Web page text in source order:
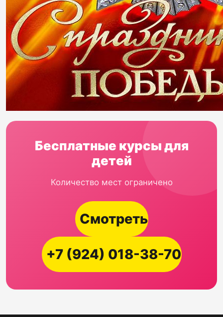
Бесплатные курсы для
детей
Количество мест ограничено
Смотреть
+7 (924) 018-38-70